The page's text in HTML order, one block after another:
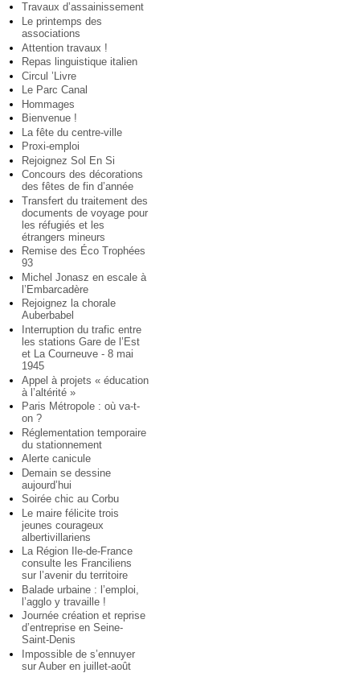
Travaux d’assainissement
Le printemps des
associations
Attention travaux !
Repas linguistique italien
Circul ’Livre
Le Parc Canal
Hommages
Bienvenue !
La fête du centre-ville
Proxi-emploi
Rejoignez Sol En Si
Concours des décorations
des fêtes de fin d’année
Transfert du traitement des
documents de voyage pour
les réfugiés et les
étrangers mineurs
Remise des Éco Trophées
93
Michel Jonasz en escale à
l’Embarcadère
Rejoignez la chorale
Auberbabel
Interruption du trafic entre
les stations Gare de l’Est
et La Courneuve - 8 mai
1945
Appel à projets « éducation
à l’altérité »
Paris Métropole : où va-t-
on ?
Réglementation temporaire
du stationnement
Alerte canicule
Demain se dessine
aujourd’hui
Soirée chic au Corbu
Le maire félicite trois
jeunes courageux
albertivillariens
La Région Ile-de-France
consulte les Franciliens
sur l’avenir du territoire
Balade urbaine : l’emploi,
l’agglo y travaille !
Journée création et reprise
d’entreprise en Seine-
Saint-Denis
Impossible de s’ennuyer
sur Auber en juillet-août